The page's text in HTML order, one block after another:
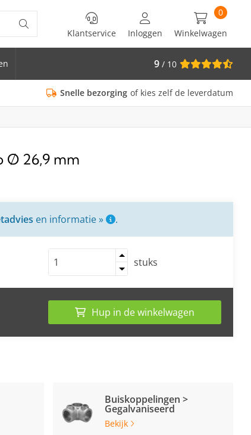
Klantservice Inloggen Winkelwagen
0
9 / 10
Snelle bezorging of kies zelf de leverdatum
Ø 26,9 mm
en informatie » .
stuks
Hup in de winkelwagen
Buiskoppelingen >
Gegalvaniseerd
Bekijk